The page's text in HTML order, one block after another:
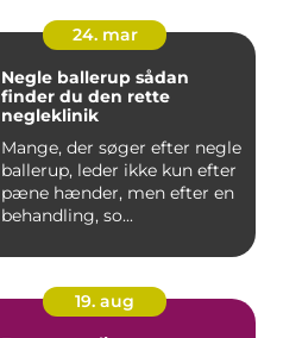
24. mar
Negle ballerup sådan
finder du den rette
negleklinik
Mange, der søger efter negle
ballerup, leder ikke kun efter
pæne hænder, men efter en
behandling, so...
19. aug